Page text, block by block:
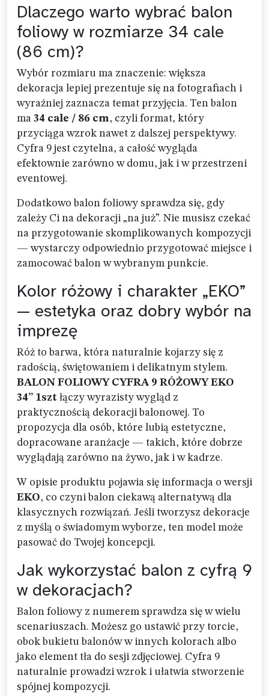
Dlaczego warto wybrać balon
foliowy w rozmiarze 34 cale
(86 cm)?
Wybór rozmiaru ma znaczenie: większa
dekoracja lepiej prezentuje się na fotografiach i
wyraźniej zaznacza temat przyjęcia. Ten balon
ma 34 cale / 86 cm, czyli format, który
przyciąga wzrok nawet z dalszej perspektywy.
Cyfra 9 jest czytelna, a całość wygląda
efektownie zarówno w domu, jak i w przestrzeni
eventowej.
Dodatkowo balon foliowy sprawdza się, gdy
zależy Ci na dekoracji „na już”. Nie musisz czekać
na przygotowanie skomplikowanych kompozycji
— wystarczy odpowiednio przygotować miejsce i
zamocować balon w wybranym punkcie.
Kolor różowy i charakter „EKO”
— estetyka oraz dobry wybór na
imprezę
Róż to barwa, która naturalnie kojarzy się z
radością, świętowaniem i delikatnym stylem.
BALON FOLIOWY CYFRA 9 RÓŻOWY EKO
34” 1szt łączy wyrazisty wygląd z
praktycznością dekoracji balonowej. To
propozycja dla osób, które lubią estetyczne,
dopracowane aranżacje — takich, które dobrze
wyglądają zarówno na żywo, jak i w kadrze.
W opisie produktu pojawia się informacja o wersji
EKO, co czyni balon ciekawą alternatywą dla
klasycznych rozwiązań. Jeśli tworzysz dekoracje
z myślą o świadomym wyborze, ten model może
pasować do Twojej koncepcji.
Jak wykorzystać balon z cyfrą 9
w dekoracjach?
Balon foliowy z numerem sprawdza się w wielu
scenariuszach. Możesz go ustawić przy torcie,
obok bukietu balonów w innych kolorach albo
jako element tła do sesji zdjęciowej. Cyfra 9
naturalnie prowadzi wzrok i ułatwia stworzenie
spójnej kompozycji.